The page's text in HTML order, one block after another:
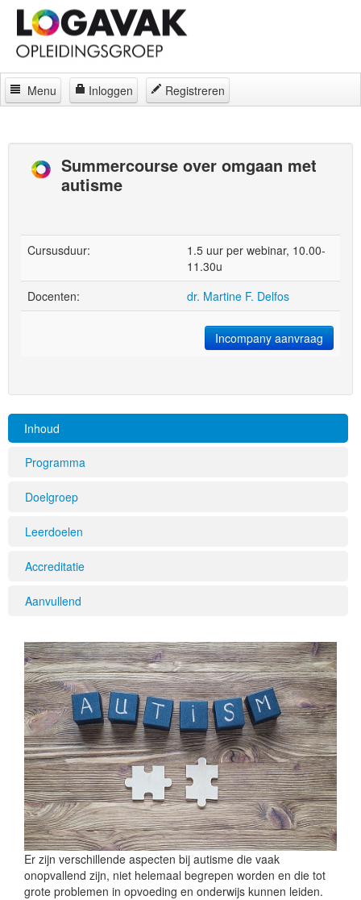
Menu Inloggen
Registreren
Curatorium
Locaties
Contact
Over
Summercourse over omgaan met
autisme
Cursusduur:
1.5 uur per webinar, 10.00-
11.30u
Docenten:
dr. Martine F. Delfos
Incompany aanvraag
Inhoud
Programma
Doelgroep
Leerdoelen
Accreditatie
Aanvullend
Er zijn verschillende aspecten bij autisme die vaak
onopvallend zijn, niet helemaal begrepen worden en die tot
grote problemen in opvoeding en onderwijs kunnen leiden.